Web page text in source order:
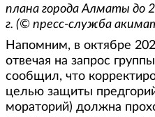
плана города Алматы до
г. (© пресс-служба
Напомним, в октябре
отвечая на запрос
сообщил, что
целью защиты
мораторий) должна